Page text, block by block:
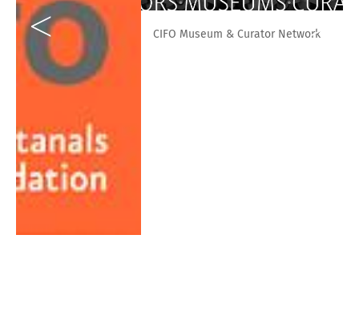
CIFO Museum & Curator Network